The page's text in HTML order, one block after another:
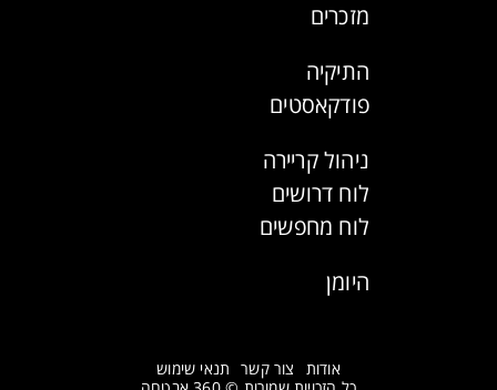
מזכרים
התיקיה
פודקאסטים
ניהול קריירה
לוח דרושים
לוח מחפשים
היומן
אודות צור קשר תנאי שימוש